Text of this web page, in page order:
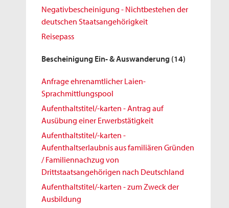
Negativbescheinigung - Nichtbestehen der
deutschen Staatsangehörigkeit
Reisepass
Bescheinigung Ein- & Auswanderung (14)
Anfrage ehrenamtlicher Laien-
Sprachmittlungspool
Aufenthaltstitel/-karten - Antrag auf
Ausübung einer Erwerbstätigkeit
Aufenthaltstitel/-karten -
Aufenthaltserlaubnis aus familiären Gründen
/ Familiennachzug von
Drittstaatsangehörigen nach Deutschland
Aufenthaltstitel/-karten - zum Zweck der
Ausbildung